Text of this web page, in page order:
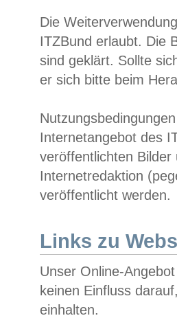
Die
ITZBund erlaubt. Die
sind geklärt. Sollte
er sich bitte beim
Internetangebot des
veröffentlichten
Internetredaktion
veröffentlicht werden.
Links zu
Unser Online-
keinen Einfluss
einhalten.